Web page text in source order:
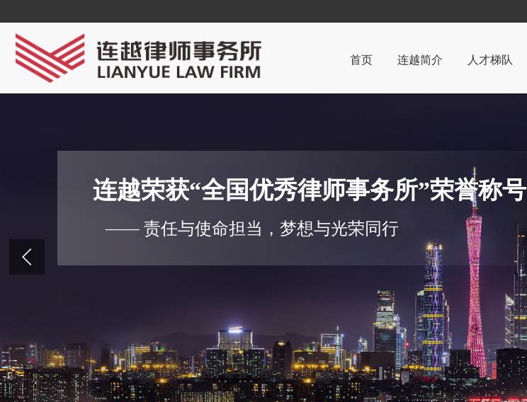
首页 连越简介
荣誉与资质
部分客户
视频中心
人才梯队
连越荣获“全国优秀律师事务所”荣誉称号
—— 责任与使命担当，梦想与光荣同行